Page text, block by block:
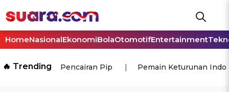
HomeNasionalEkonomiBolaOtomotifEntertainment
🔥 Trending Pencairan Pip Pemain Keturunan